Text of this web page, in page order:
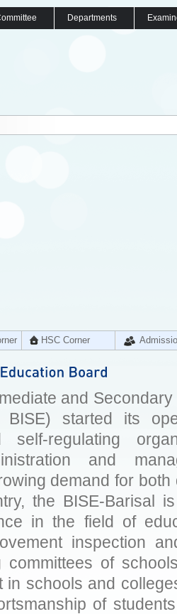
Departments
HSC Corner
and
BISE) started its
self-regulating
and
demand for
the BISE-Barisal
in the field of
inspection
committees of
in schools and
of